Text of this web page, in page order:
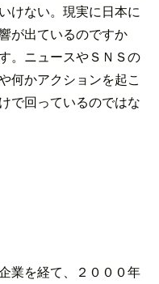
けない。現実に日本に
が出ているのですか
。ニュースやＳＮＳの
何かアクションを起こ
で回っているのではな
業を経て、２０００年